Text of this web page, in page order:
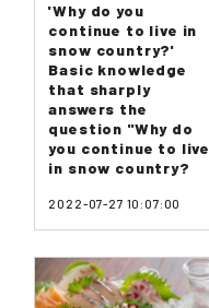
'Why do you
continue to live in
snow country?'
Basic knowledge
that sharply
answers the
question "Why do
you continue to live
in snow country?
2022-07-27 10:07:00